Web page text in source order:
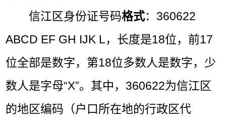
信江区身份证号码格式：360622
ABCD EF GH IJK L，长度是18位，前17
位全部是数字，第18位多数人是数字，少
数人是字母“X”。其中，360622为信江区
的地区编码（户口所在地的行政区代